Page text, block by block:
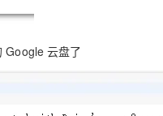
Google 云盘了